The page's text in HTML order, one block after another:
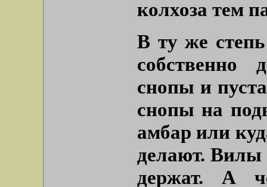
колхоза тем
В ту же
снопы и
снопы на
амбар или
делают. Вилы
держат. А